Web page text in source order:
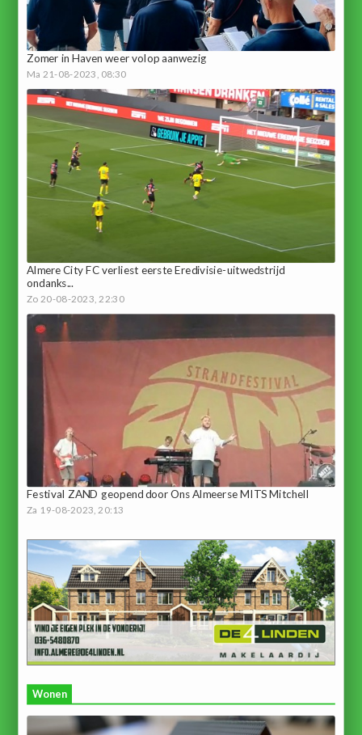
Zomer in Haven weer volop aanwezig
Ma 21-08-2023, 08:30
Almere City FC verliest eerste Eredivisie-uitwedstrijd
ondanks...
Zo 20-08-2023, 22:30
Festival ZAND geopend door Ons Almeerse MITS Mitchell
Za 19-08-2023, 20:13
Wonen